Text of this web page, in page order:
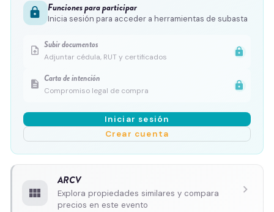
lock Funciones para participar
Inicia sesión para acceder a herramientas de subasta
upload_file Subir documentos
Adjuntar cédula, RUT y certificados
lock
description Carta de intención
Compromiso legal de compra
lock
Iniciar sesión
Crear cuenta
view_module
ARCV
Explora propiedades similares y compara
precios en este evento
chevron_right